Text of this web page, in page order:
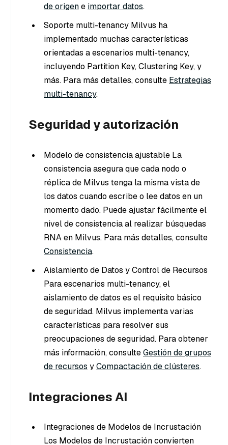
de origene importar datos.
Soporte multi-tenancy Milvus ha
implementado muchas características
orientadas a escenarios multi-tenancy,
incluyendo Partition Key, Clustering Key, y
más. Para más detalles, consulte Estrategias
multi-tenancy.
Seguridad y autorización
Modelo de consistencia ajustable La
consistencia asegura que cada nodo o
réplica de Milvus tenga la misma vista de
los datos cuando escribe o lee datos en un
momento dado. Puede ajustar fácilmente el
nivel de consistencia al realizar búsquedas
RNA en Milvus. Para más detalles, consulte
Consistencia.
Aislamiento de Datos y Control de Recursos
Para escenarios multi-tenancy, el
aislamiento de datos es el requisito básico
de seguridad. Milvus implementa varias
características para resolver sus
preocupaciones de seguridad. Para obtener
más información, consulteGestión de grupos
de recursos yCompactación de clústeres.
Integraciones AI
Integraciones de Modelos de Incrustación
Los Modelos de Incrustación convierten